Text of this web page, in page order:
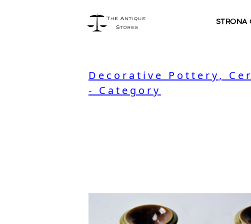
STRONA
Decorative Pottery,
- Category